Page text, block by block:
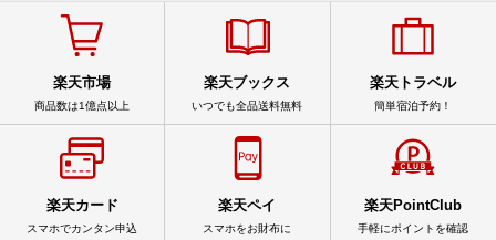
楽天市場
商品数は1億点以上
楽天ブックス
いつでも全品送料無料
楽天トラベル
簡単宿泊予約！
楽天カード
スマホでカンタン申込
楽天ペイ
スマホをお財布に
楽天PointClub
手軽にポイントを確認